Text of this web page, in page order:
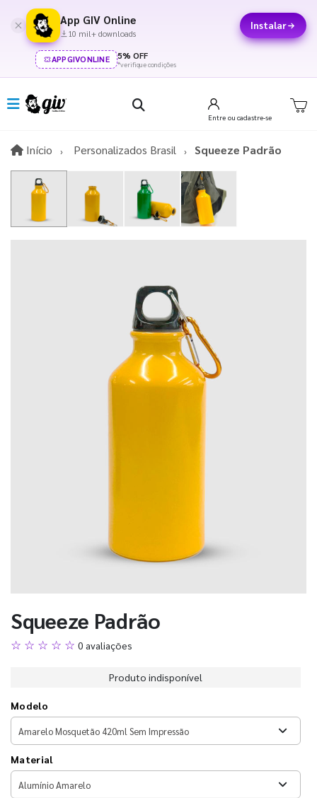
App GIV Online
10 mil+ downloads
Instalar
APPGIVONLINE 5% OFF
*verifique condições
Entre ou cadastre-se
Início InícioPersonalizados Brasil Squeeze Padrão
Squeeze Padrão
☆ ☆ ☆ ☆ ☆ 0 avaliações
Produto indisponível
Modelo
Material